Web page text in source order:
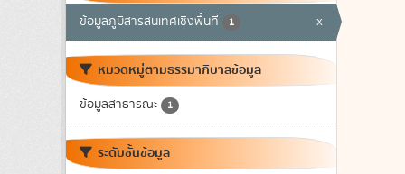
ข้อมูลภูมิสารสนเทศเชิงพื้นที่ 1 x
หมวดหมู่ตามธรรมาภิบาลข้อมูล
ข้อมูลสาธารณะ 1
ระดับชั้นข้อมูล